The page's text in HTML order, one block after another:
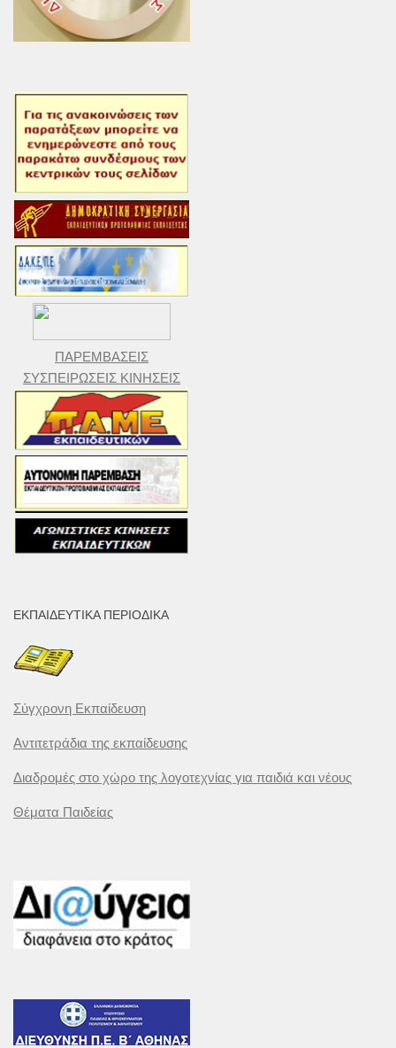
ΠΑΡΕΜΒΑΣΕΙΣ
ΣΥΣΠΕΙΡΩΣΕΙΣ ΚΙΝΗΣΕΙΣ
ΕΚΠΑΙΔΕΥΤΙΚΆ ΠΕΡΙΟΔΙΚΆ
Σύγχρονη Εκπαίδευση
Αντιτετράδια της εκπαίδευσης
Διαδρομές στο χώρο της λογοτεχνίας για παιδιά και νέους
Θέματα Παιδείας